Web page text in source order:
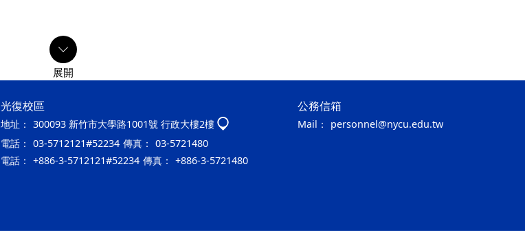
光復校區
地址： 300093 新竹市大學路1001號 行政大樓2樓
電話： 03-5712121#52234 傳真： 03-5721480
電話： +886-3-5712121#52234 傳真： +886-3-5721480
公務信箱
Mail： personnel@nycu.edu.tw